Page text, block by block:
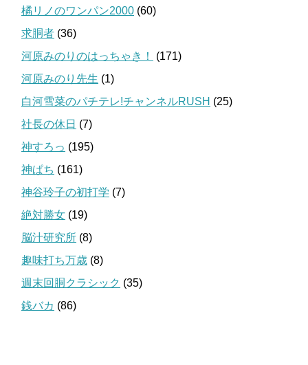
橘リノのワンパン2000 (60)
求胴者 (36)
河原みのりのはっちゃき！
(171)
河原みのり先生 (1)
白河雪菜のパチテレ!チャンネルRUSH (25)
社長の休日 (7)
神すろっ (195)
神ぱち (161)
神谷玲子の初打学 (7)
絶対勝女 (19)
脳汁研究所 (8)
趣味打ち万歳 (8)
週末回胴クラシック (35)
銭バカ (86)